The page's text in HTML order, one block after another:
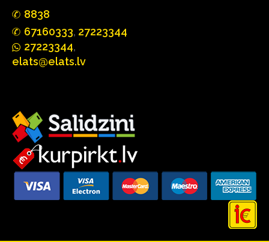
8838
67160333, 27223344
27223344,
elats@elats.lv